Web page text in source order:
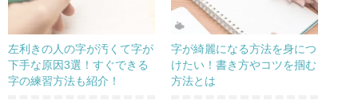
左利きの人の字が汚くて字が
下手な原因3選！すぐできる
字の練習方法も紹介！
字が綺麗になる方法を身につ
けたい！書き方やコツを掴む
方法とは